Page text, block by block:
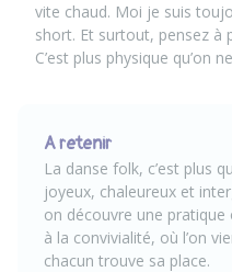
vite chaud. Moi je suis
short. Et surtout, pensez à
C’est plus physique qu’on
A retenir
La danse folk, c’est plus
joyeux, chaleureux et
on découvre une pratique
à la convivialité, où l’on
chacun trouve sa place.